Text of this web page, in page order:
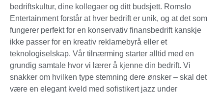
bedriftskultur, dine kollegaer og ditt budsjett. Romslo
Entertainment forstår at hver bedrift er unik, og at det som
fungerer perfekt for en konservativ finansbedrift kanskje
ikke passer for en kreativ reklamebyrå eller et
teknologiselskap. Vår tilnærming starter alltid med en
grundig samtale hvor vi lærer å kjenne din bedrift. Vi
snakker om hvilken type stemning dere ønsker – skal det
være en elegant kveld med sofistikert jazz under